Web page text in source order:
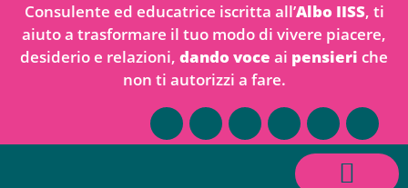
Consulente ed educatrice iscritta all’Albo IISS, ti
aiuto a trasformare il tuo modo di vivere piacere,
desiderio e relazioni, dando voce ai pensieri che
non ti autorizzi a fare.